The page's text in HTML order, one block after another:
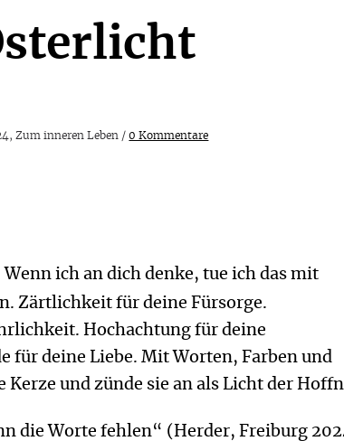
:
Zum inneren Leben /0 Kommentare
ich an dich denke, tue ich das mit
Zärtlichkeit für deine Fürsorge.
Hochachtung für deine
für deine Liebe. Mit Worten, Farben und
Kerze und zünde sie an als Licht der
die Worte fehlen“ (Herder, Freiburg